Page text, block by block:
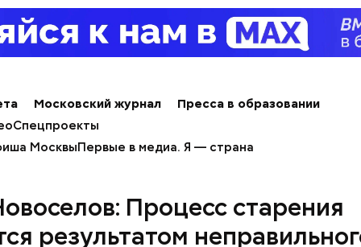
Московский журнал
Пресса в образовании
Спецпроекты
МосквыПервые в медиа. Я — страна
Процесс старения
результатом
из кабачков
диабетом;